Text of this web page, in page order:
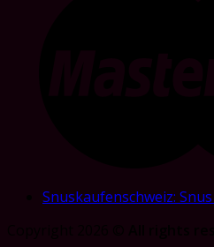
Snuskaufenschweiz: